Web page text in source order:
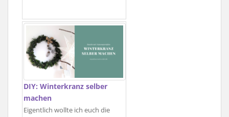
DIY: Winterkranz selber
machen
Eigentlich wollte ich euch die